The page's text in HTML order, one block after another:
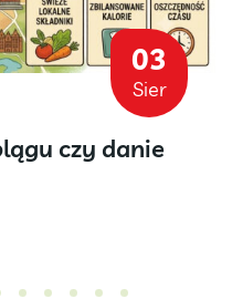
03
Sier
czy danie